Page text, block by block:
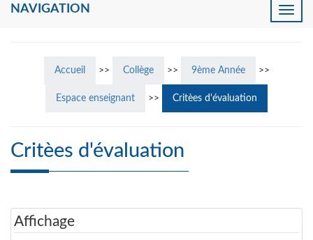
Toggle
NAVIGATION
Accueil >> Collège >> 9ème Année >>
Espace enseignant >> Critèes d'évaluation
Critèes d'évaluation
Affichage